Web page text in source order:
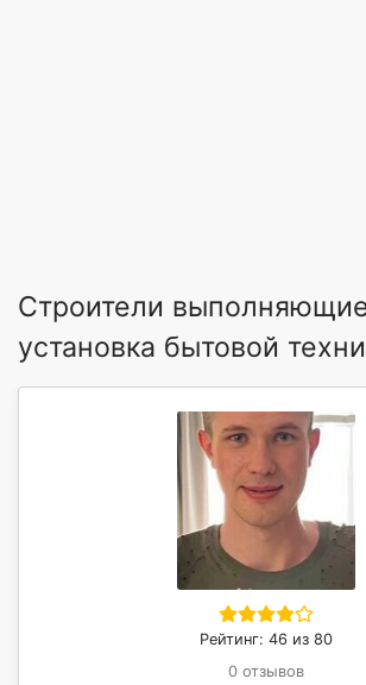
Строители
установка бытовой
Рейтинг: 46 из 80
0 отзывов